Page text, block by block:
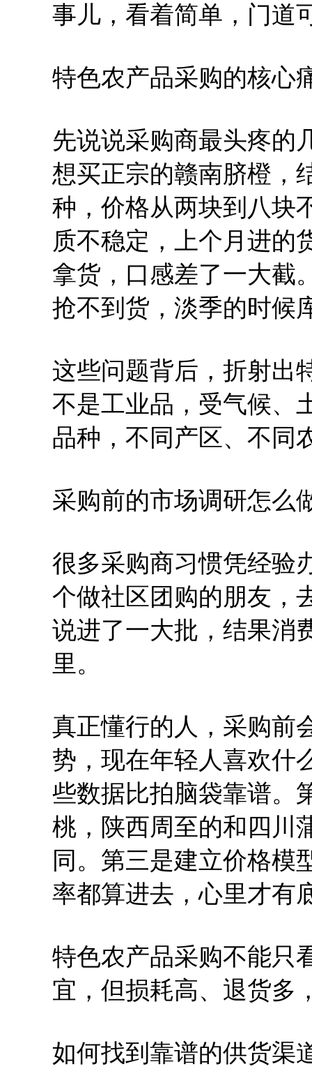
事儿，看着简单，门道
特色农产品采购的核心
先说说采购商最头疼的
想买正宗的赣南脐橙，
种，价格从两块到八块
质不稳定，上个月进的
拿货，口感差了一大截
抢不到货，淡季的时候
这些问题背后，折射出
不是工业品，受气候、
品种，不同产区、不同
采购前的市场调研怎么
很多采购商习惯凭经验
个做社区团购的朋友，
说进了一大批，结果消
里。
真正懂行的人，采购前
势，现在年轻人喜欢什
些数据比拍脑袋靠谱。
桃，陕西周至的和四川
同。第三是建立价格模
率都算进去，心里才有
特色农产品采购不能只
宜，但损耗高、退货多
如何找到靠谱的供货渠